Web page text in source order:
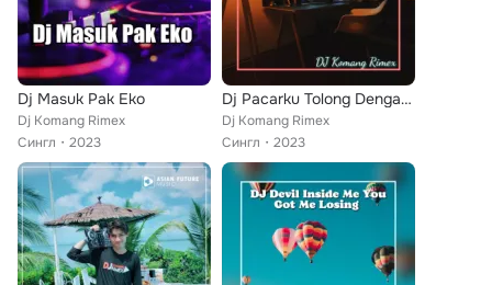
Dj Masuk Pak Eko
Dj Komang Rimex
Сингл
2023
Dj Pacarku Tolong Dengarkan Aku - Inst
Dj Komang Rimex
Сингл
2023